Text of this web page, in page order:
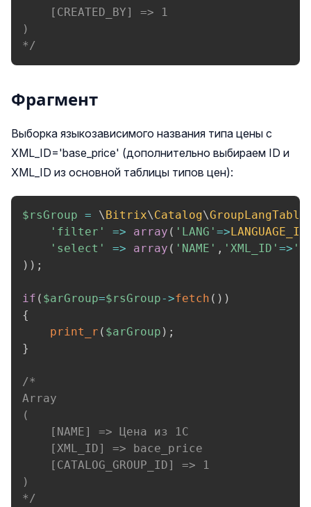
    [CREATED_BY] => 1
)
*/
Фрагмент
Выборка языкозависимого названия типа цены с
XML_ID='base_price' (дополнительно выбираем ID и
XML_ID из основной таблицы типов цен):
$rsGroup = \Bitrix\Catalog\GroupLangTable
'filter'
=> array ( 'LANG' =>LANGUAGE_ID
'select'
=> array ( 'NAME' , 'XML_ID' =>
) ) ;
if ( $arGroup=$rsGroup->fetch ( ) )
{
print_r ( $arGroup ) ;
}
/*
Array
(
    [NAME] => Цена из 1С
    [XML_ID] => bace_price
    [CATALOG_GROUP_ID] => 1
)
*/